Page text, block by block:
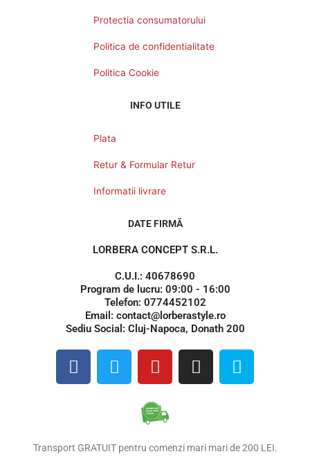
Protectia consumatorului
Politica de confidentialitate
Politica Cookie
INFO UTILE
Plata
Retur & Formular Retur
Informatii livrare
DATE FIRMĂ
LORBERA CONCEPT S.R.L.
C.U.I.: 40678690
Program de lucru: 09:00 - 16:00
Telefon: 0774452102
Email: contact@lorberastyle.ro
Sediu Social: Cluj-Napoca, Donath 200
F
a
o
T
w
e
Y
o
t
u
b
I
n
g
S
k
Transport GRATUIT pentru comenzi mari mari de 200 LEI.